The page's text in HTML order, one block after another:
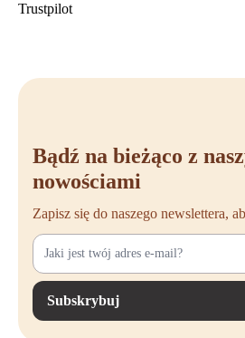
Trustpilot
Bądź na bieżąco z
nowościami
Zapisz się do naszego newslettera,
Subskrybuj